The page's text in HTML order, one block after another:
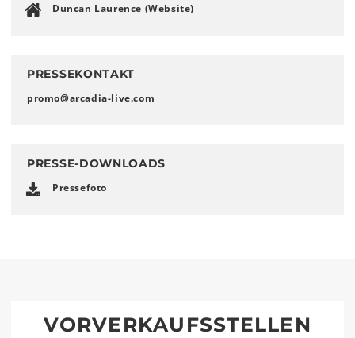
Duncan Laurence (Website)
PRESSEKONTAKT
promo@arcadia-live.com
PRESSE-DOWNLOADS
Pressefoto
VORVERKAUFSSTELLEN